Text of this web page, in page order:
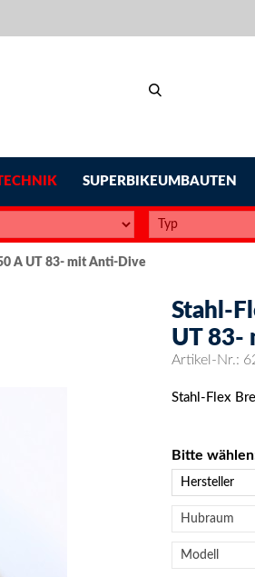
SUPERBIKEUMBAUTEN
A UT 83- mit Anti-Dive
Stahl-
UT 83-
Artikel-Nr.:
Stahl-Flex
Bitte